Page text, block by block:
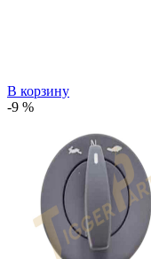
В корзину
-9 %